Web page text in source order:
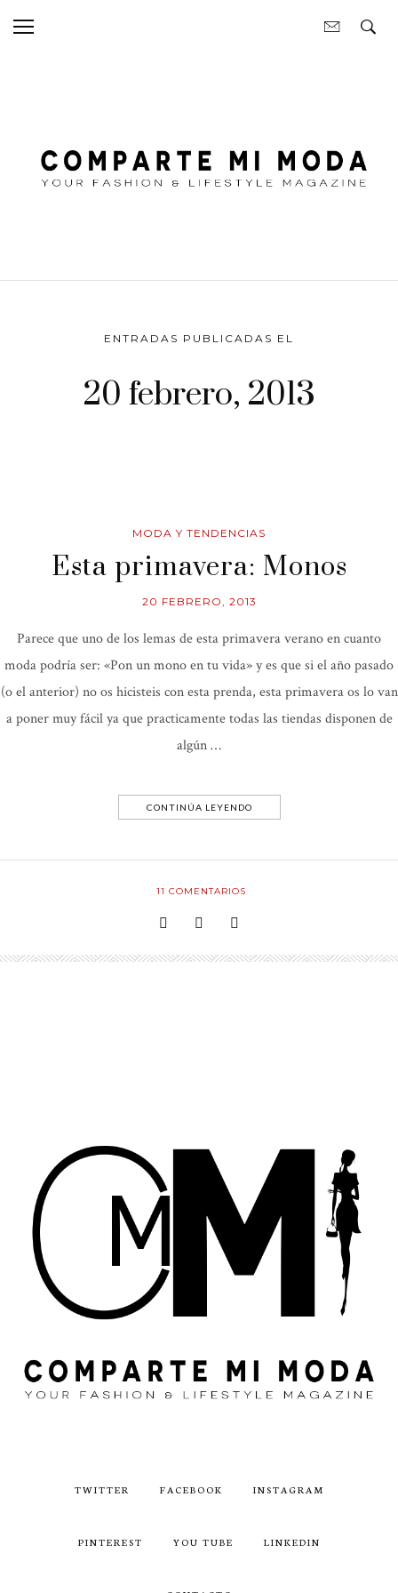
ENTRADAS PUBLICADAS EL
20 febrero, 2013
MODA Y TENDENCIAS
Esta primavera: Monos
20 FEBRERO, 2013
Parece que uno de los lemas de esta primavera verano en cuanto
moda podría ser: «Pon un mono en tu vida» y es que si el año pasado
(o el anterior) no os hicisteis con esta prenda, esta primavera os lo van
a poner muy fácil ya que practicamente todas las tiendas disponen de
algún …
CONTINÚA LEYENDO
11 COMENTARIOS
TWITTER FACEBOOK INSTAGRAM
PINTEREST YOU TUBE LINKEDIN